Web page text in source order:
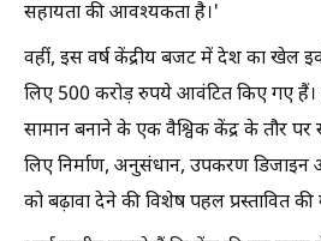
सहायता की आवश्यकता है।'
वहीं, इस वर्ष केंद्रीय बजट में देश का खेल
लिए 500 करोड़ रुपये आवंटित किए गए
सामान बनाने के एक वैश्विक केंद्र के तौर
लिए निर्माण, अनुसंधान, उपकरण डिजाइन
को बढ़ावा देने की विशेष पहल प्रस्तावित की